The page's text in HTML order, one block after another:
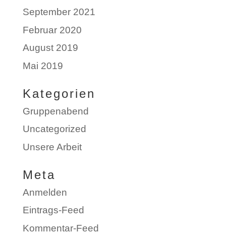
September 2021
Februar 2020
August 2019
Mai 2019
Kategorien
Gruppenabend
Uncategorized
Unsere Arbeit
Meta
Anmelden
Eintrags-Feed
Kommentar-Feed